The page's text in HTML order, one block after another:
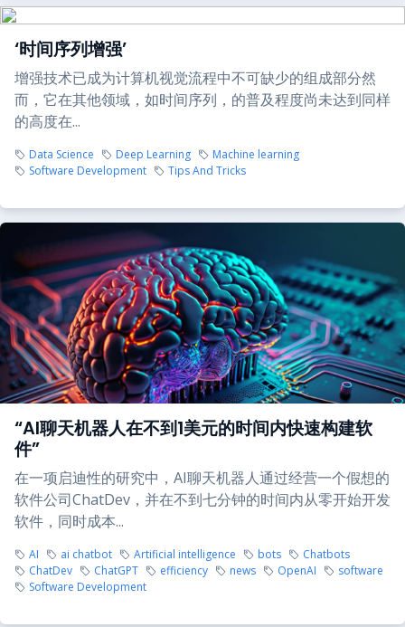
‘时间序列增强’
增强技术已成为计算机视觉流程中不可缺少的组成部分然
而，它在其他领域，如时间序列，的普及程度尚未达到同样
的高度在...
Data Science Deep Learning
Machine learning
Software Development
Tips And Tricks
“AI聊天机器人在不到1美元的时间内快速构建软
件”
在一项启迪性的研究中，AI聊天机器人通过经营一个假想的
软件公司ChatDev，并在不到七分钟的时间内从零开始开发
软件，同时成本...
AI ai chatbot Artificial intelligence bots
Chatbots
ChatDev
ChatGPT efficiency news OpenAI
software
Software Development